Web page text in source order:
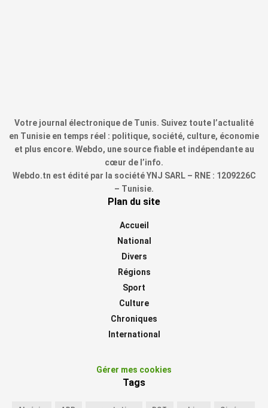
Votre journal électronique de Tunis. Suivez toute l’actualité
en Tunisie en temps réel : politique, société, culture, économie
et plus encore. Webdo, une source fiable et indépendante au
cœur de l’info.
Webdo.tn est édité par la société YNJ SARL – RNE : 1209226C
– Tunisie.
Plan du site
Accueil
National
Divers
Régions
Sport
Culture
Chroniques
International
Gérer mes cookies
Tags